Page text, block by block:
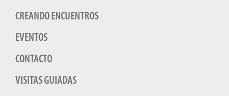
CREANDO ENCUENTROS
EVENTOS
CONTACTO
VISITAS GUIADAS